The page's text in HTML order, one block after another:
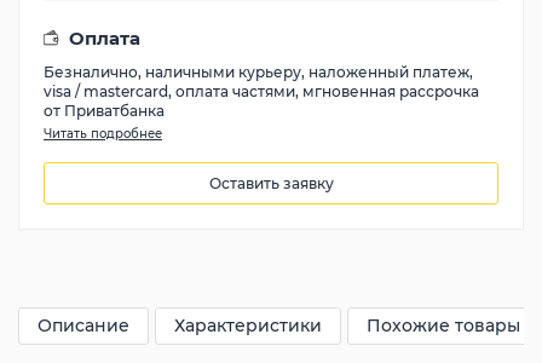
Оплата
Безналично, наличными курьеру, наложенный платеж,
visa / mastercard, оплата частями, мгновенная рассрочка
от Приватбанка
Читать подробнее
Оставить заявку
Описание Характеристики Похожие товары